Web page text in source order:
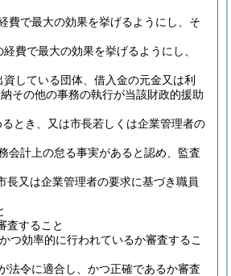
費で最大の効果を挙げるようにし、そ
費で最大の効果を挙げるようにし、
している団体、借入金の元金又は利
その他の事務の執行が当該財政的援助
とき、又は市長若しくは企業管理者の
会計上の怠る事実があると認め、監査
長又は企業管理者の要求に基づき職員
査すること
つ効率的に行われているか審査するこ
令に適合し、かつ正確であるか審査